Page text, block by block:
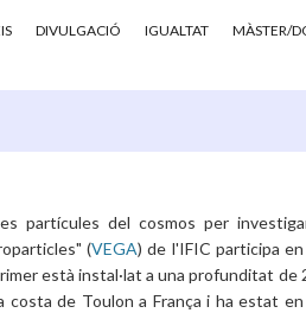
DIVULGACIÓ IGUALTAT MÀSTER/
partícules del cosmos per
(VEGA) de l'IFIC participa
està instal·lat a una profunditat de
costa de Toulon a França i ha estat